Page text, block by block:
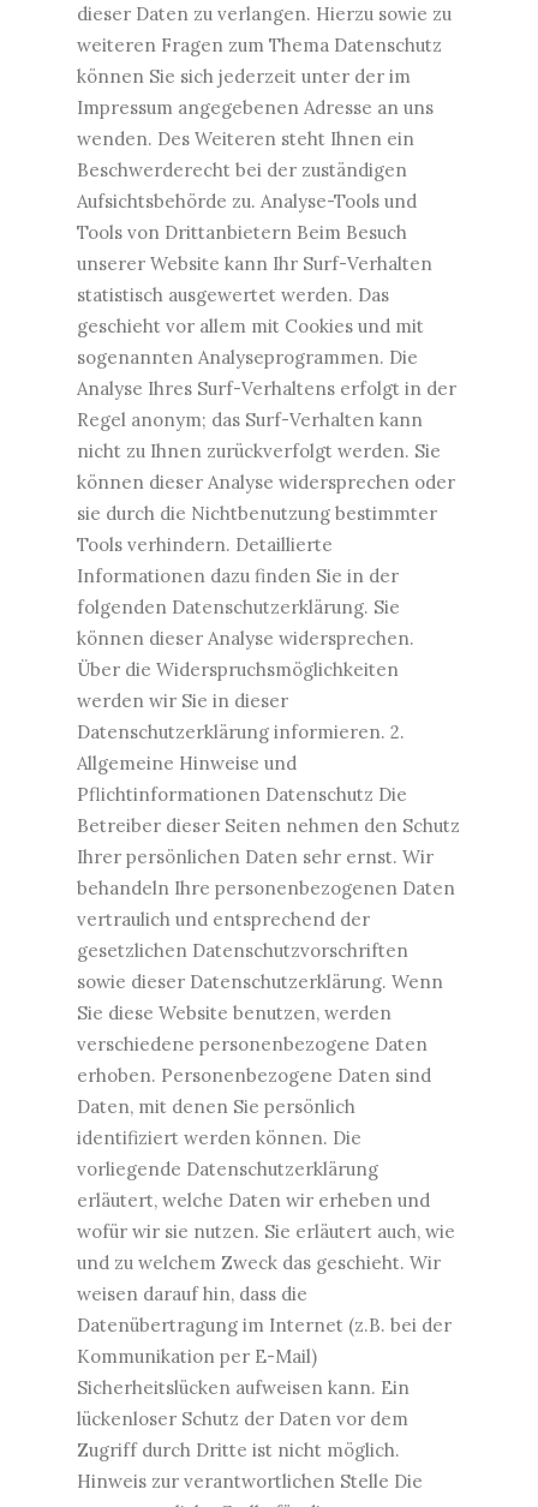
dieser Daten zu verlangen. Hierzu sowie zu
weiteren Fragen zum Thema Datenschutz
können Sie sich jederzeit unter der im
Impressum angegebenen Adresse an uns
wenden. Des Weiteren steht Ihnen ein
Beschwerderecht bei der zuständigen
Aufsichtsbehörde zu. Analyse-Tools und
Tools von Drittanbietern Beim Besuch
unserer Website kann Ihr Surf-Verhalten
statistisch ausgewertet werden. Das
geschieht vor allem mit Cookies und mit
sogenannten Analyseprogrammen. Die
Analyse Ihres Surf-Verhaltens erfolgt in der
Regel anonym; das Surf-Verhalten kann
nicht zu Ihnen zurückverfolgt werden. Sie
können dieser Analyse widersprechen oder
sie durch die Nichtbenutzung bestimmter
Tools verhindern. Detaillierte
Informationen dazu finden Sie in der
folgenden Datenschutzerklärung. Sie
können dieser Analyse widersprechen.
Über die Widerspruchsmöglichkeiten
werden wir Sie in dieser
Datenschutzerklärung informieren. 2.
Allgemeine Hinweise und
Pflichtinformationen Datenschutz Die
Betreiber dieser Seiten nehmen den Schutz
Ihrer persönlichen Daten sehr ernst. Wir
behandeln Ihre personenbezogenen Daten
vertraulich und entsprechend der
gesetzlichen Datenschutzvorschriften
sowie dieser Datenschutzerklärung. Wenn
Sie diese Website benutzen, werden
verschiedene personenbezogene Daten
erhoben. Personenbezogene Daten sind
Daten, mit denen Sie persönlich
identifiziert werden können. Die
vorliegende Datenschutzerklärung
erläutert, welche Daten wir erheben und
wofür wir sie nutzen. Sie erläutert auch, wie
und zu welchem Zweck das geschieht. Wir
weisen darauf hin, dass die
Datenübertragung im Internet (z.B. bei der
Kommunikation per E-Mail)
Sicherheitslücken aufweisen kann. Ein
lückenloser Schutz der Daten vor dem
Zugriff durch Dritte ist nicht möglich.
Hinweis zur verantwortlichen Stelle Die